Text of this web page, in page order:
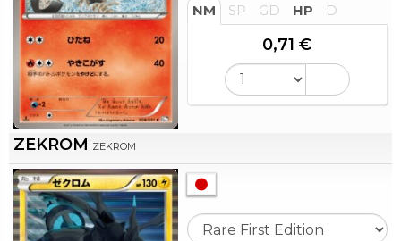
NM SP GD HP D
0,71 €
ZEKROM ZEKROM